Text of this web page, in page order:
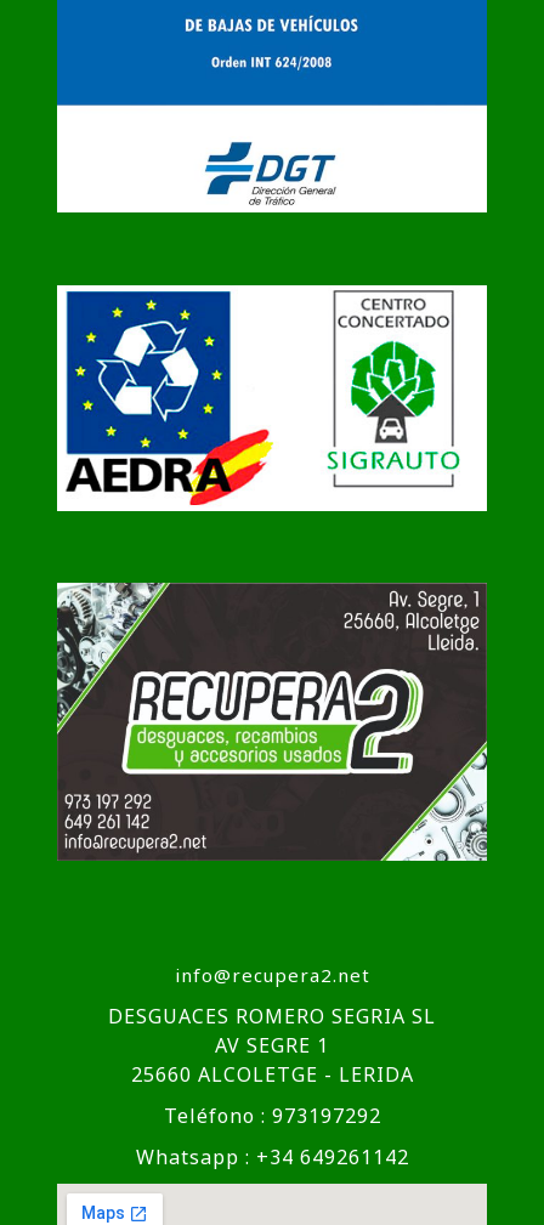
info@recupera2.net
DESGUACES ROMERO SEGRIA SL
AV SEGRE 1
25660 ALCOLETGE - LERIDA
Teléfono : 973197292
Whatsapp : +34 649261142